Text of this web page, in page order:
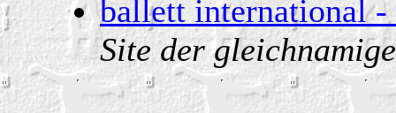
ballett international -
Site der